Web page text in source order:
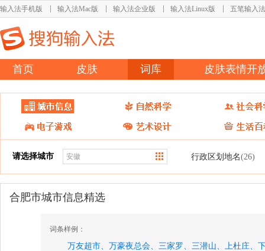
输入法手机版 输入法Mac版 输入法企业版 输入法Linux版 五笔输入法
首页 皮肤 词库 皮肤表情开
请选择城市 行政区划地名(26)
合肥市城市信息精选
词条样例：
万友超市、 万豪夜总会、 三家罗、 三潜山、 上杜庄、